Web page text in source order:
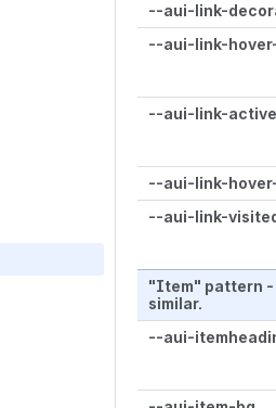
--aui-link-
--aui-link-
--aui-link-
--aui-link-
--aui-link-
"Item" pattern -
similar.
--aui-